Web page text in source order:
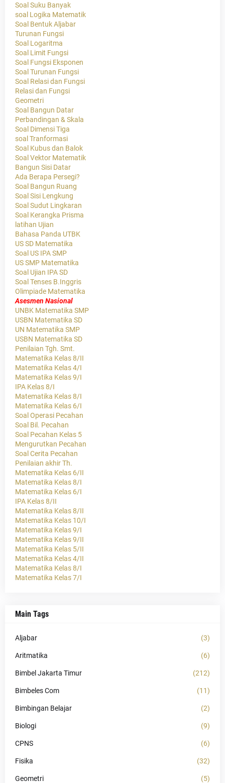
Soal Suku Banyak
soal Logika Matematik
Soal Bentuk Aljabar
Turunan Fungsi
Soal Logaritma
Soal Limit Fungsi
Soal Fungsi Eksponen
Soal Turunan Fungsi
Soal Relasi dan Fungsi
Relasi dan Fungsi
Geometri
Soal Bangun Datar
Perbandingan & Skala
Soal Dimensi Tiga
soal Tranformasi
Soal Kubus dan Balok
Soal Vektor Matematik
Bangun Sisi Datar
Ada Berapa Persegi?
Soal Bangun Ruang
Soal Sisi Lengkung
Soal Sudut Lingkaran
Soal Kerangka Prisma
latihan Ujian
Bahasa Panda UTBK
US SD Matematika
Soal US IPA SMP
US SMP Matematika
Soal Ujian IPA SD
Soal Tenses B.Inggris
Olimpiade Matematika
Asesmen Nasional
UNBK Matematika SMP
USBN Matematika SD
UN Matematika SMP
USBN Matematika SD
Penilaian Tgh. Smt.
Matematika Kelas 8/II
Matematika Kelas 4/I
Matematika Kelas 9/I
IPA Kelas 8/I
Matematika Kelas 8/I
Matematika Kelas 6/I
Soal Operasi Pecahan
Soal Bil. Pecahan
Soal Pecahan Kelas 5
Mengurutkan Pecahan
Soal Cerita Pecahan
Penilaian akhir Th.
Matematika Kelas 6/II
Matematika Kelas 8/I
Matematika Kelas 6/I
IPA Kelas 8/II
Matematika Kelas 8/II
Matematika Kelas 10/I
Matematika Kelas 9/I
Matematika Kelas 9/II
Matematika Kelas 5/II
Matematika Kelas 4/II
Matematika Kelas 8/I
Matematika Kelas 7/I
Main Tags
Aljabar (3)
Aritmatika (6)
Bimbel Jakarta Timur (212)
Bimbeles Com (11)
Bimbingan Belajar (2)
Biologi (9)
CPNS (6)
Fisika (32)
Geometri (5)